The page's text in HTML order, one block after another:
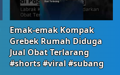
Emak-emak Kompak
Grebek Rumah Diduga
Jual Obat Terlarang
#shorts #viral #subang